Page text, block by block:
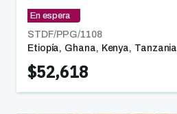
En espera
STDF/PPG/1108
Etiopía, Ghana, Kenya, Tanzania
$52,618